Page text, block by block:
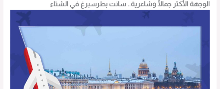
الوجهة الأكثر جمالًا وشاعرية.. سانت بطرسبرغ في الشتاء